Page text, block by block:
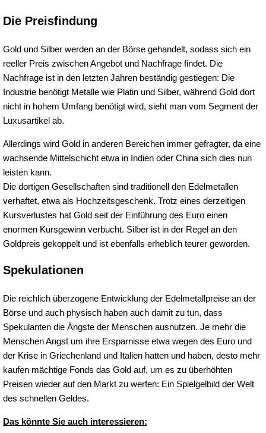
Die Preisfindung
Gold und Silber werden an der Börse gehandelt, sodass sich ein
reeller Preis zwischen Angebot und Nachfrage findet. Die
Nachfrage ist in den letzten Jahren beständig gestiegen: Die
Industrie benötigt Metalle wie Platin und Silber, während Gold dort
nicht in hohem Umfang benötigt wird, sieht man vom Segment der
Luxusartikel ab.
Allerdings wird Gold in anderen Bereichen immer gefragter, da eine
wachsende Mittelschicht etwa in Indien oder China sich dies nun
leisten kann.
Die dortigen Gesellschaften sind traditionell den Edelmetallen
verhaftet, etwa als Hochzeitsgeschenk. Trotz eines derzeitigen
Kursverlustes hat Gold seit der Einführung des Euro einen
enormen Kursgewinn verbucht. Silber ist in der Regel an den
Goldpreis gekoppelt und ist ebenfalls erheblich teurer geworden.
Spekulationen
Die reichlich überzogene Entwicklung der Edelmetallpreise an der
Börse und auch physisch haben auch damit zu tun, dass
Spekulanten die Ängste der Menschen ausnutzen. Je mehr die
Menschen Angst um ihre Ersparnisse etwa wegen des Euro und
der Krise in Griechenland und Italien hatten und haben, desto mehr
kaufen mächtige Fonds das Gold auf, um es zu überhöhten
Preisen wieder auf den Markt zu werfen: Ein Spielgelbild der Welt
des schnellen Geldes.
Das könnte Sie auch interessieren: